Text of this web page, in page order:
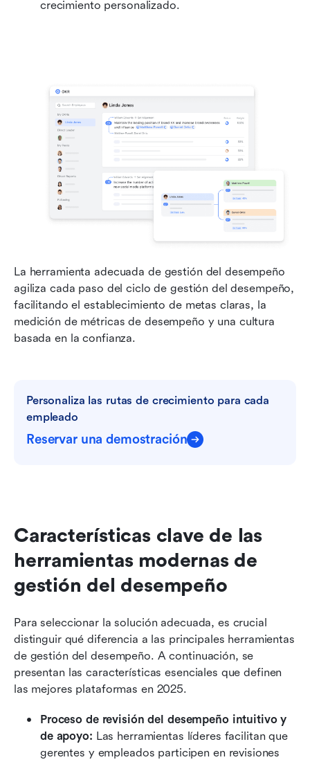
crecimiento personalizado.
La herramienta adecuada de gestión del desempeño
agiliza cada paso del ciclo de gestión del desempeño,
facilitando el establecimiento de metas claras, la
medición de métricas de desempeño y una cultura
basada en la confianza.
Personaliza las rutas de crecimiento para cada
empleado
Reservar una demostración
Características clave de las
herramientas modernas de
gestión del desempeño
Para seleccionar la solución adecuada, es crucial
distinguir qué diferencia a las principales herramientas
de gestión del desempeño. A continuación, se
presentan las características esenciales que definen
las mejores plataformas en 2025.
Proceso de revisión del desempeño intuitivo y
de apoyo: Las herramientas líderes facilitan que
gerentes y empleados participen en revisiones